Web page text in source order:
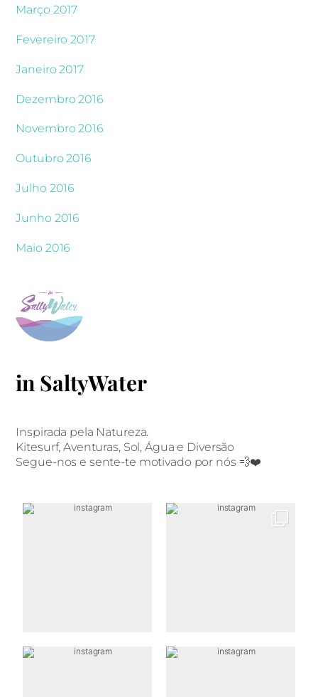
Março 2017
Fevereiro 2017
Janeiro 2017
Dezembro 2016
Novembro 2016
Outubro 2016
Julho 2016
Junho 2016
Maio 2016
in SaltyWater
Inspirada pela Natureza.
Kitesurf, Aventuras, Sol, Água e Diversão
Segue-nos e sente-te motivado por nós 💨❤️